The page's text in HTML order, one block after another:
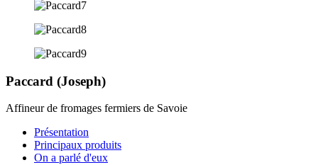
Paccard (Joseph)
Affineur de fromages fermiers de Savoie
Présentation
Principaux produits
On a parlé d'eux